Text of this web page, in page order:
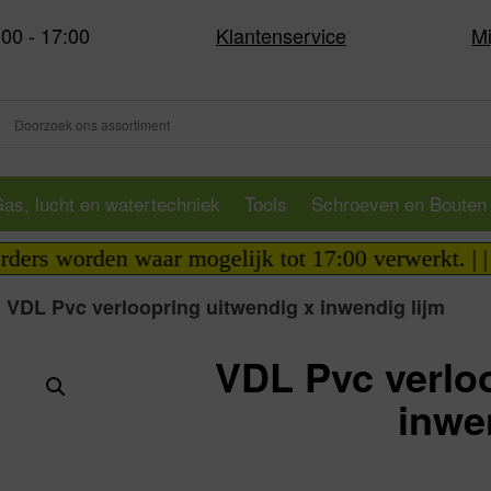
- 17:00 Klantenservice
lucht en watertechniek Tools Schroeven en Bouten
waar mogelijk tot 17:00 verwerkt. | | ***
VDL Pvc verloopring uitwendig x inwendig lijm
VDL Pvc